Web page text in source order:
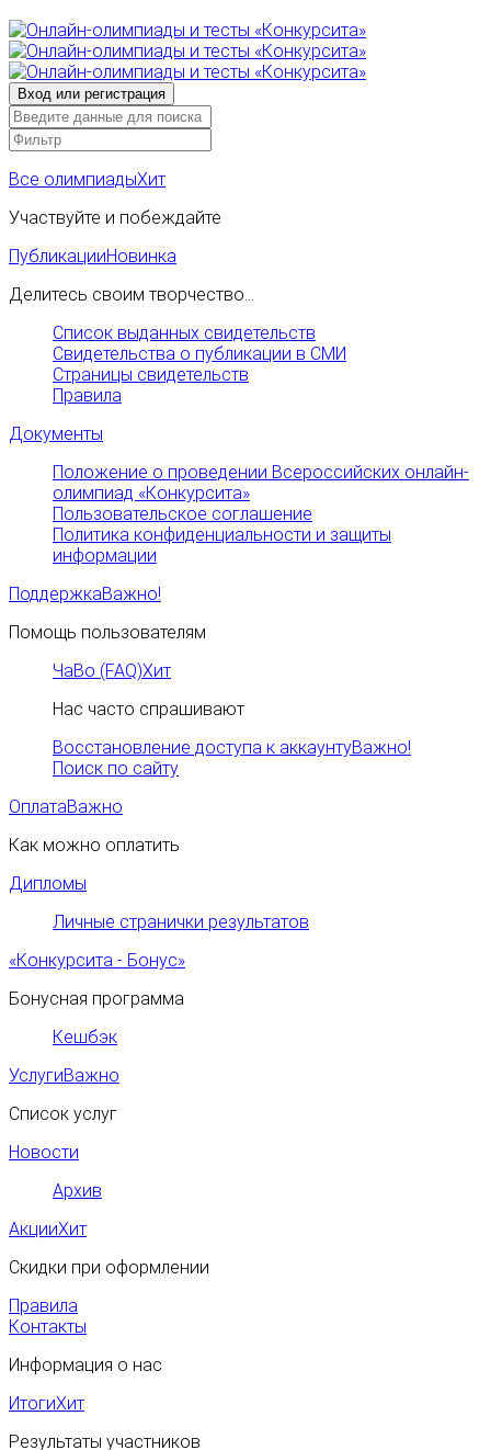
Все олимпиадыХит
Участвуйте и побеждайте
ПубликацииНовинка
Делитесь своим творчество...
Список выданных свидетельств
Свидетельства о публикации в СМИ
Страницы свидетельств
Правила
Документы
Положение о проведении Всероссийских онлайн-
олимпиад «Конкурсита»
Пользовательское соглашение
Политика конфиденциальности и защиты
информации
ПоддержкаВажно!
Помощь пользователям
ЧаВо (FAQ)Хит
Нас часто спрашивают
Восстановление доступа к аккаунтуВажно!
Поиск по сайту
ОплатаВажно
Как можно оплатить
Дипломы
Личные странички результатов
«Конкурсита - Бонус»
Бонусная программа
Кешбэк
УслугиВажно
Список услуг
Новости
Архив
АкцииХит
Скидки при оформлении
Правила
Контакты
Информация о нас
ИтогиХит
Результаты участников